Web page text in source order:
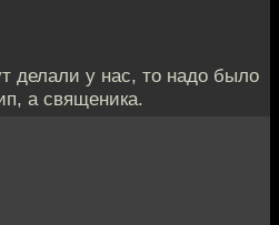
делали у нас, то надо было
а священика.